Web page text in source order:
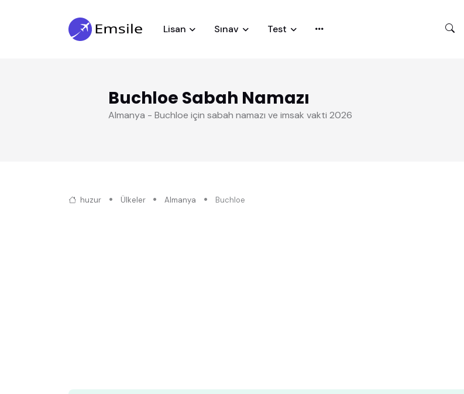
Lisan Sınav Test
Buchloe Sabah Namazı
Almanya - Buchloe için sabah namazı ve imsak vakti 2026
huzur Ülkeler Almanya Buchloe